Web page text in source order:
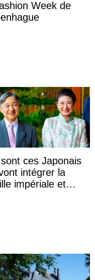
Week de
ces Japonais
intégrer la
impériale et